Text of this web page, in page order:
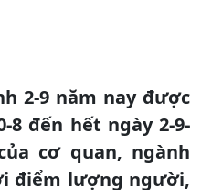
2-9 năm nay được
đến hết ngày 2-9-
cơ quan, ngành
điểm lượng người,